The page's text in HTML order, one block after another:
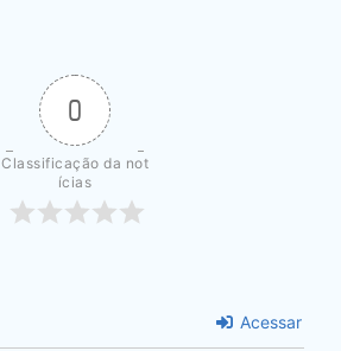
0
Classificação da not
ícias
Acessar